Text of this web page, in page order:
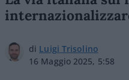
di Luigi Trisolino
16 Maggio 2025, 5:58